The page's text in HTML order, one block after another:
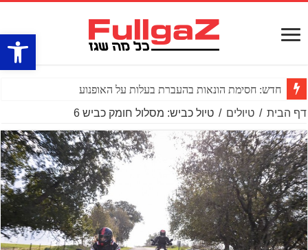
פתח
חדש: חסימת הונאות בהעברת בעלות על האופנוע
דף הבית / טיולים / טיול כביש: מסלול חומק כביש 6